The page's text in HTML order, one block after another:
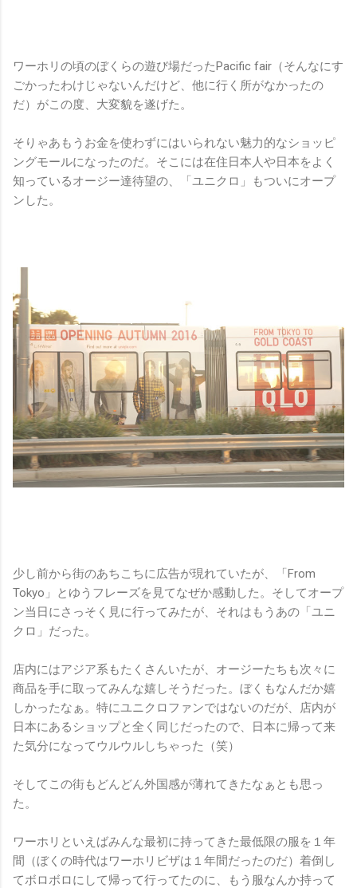
ワーホリの頃のぼくらの遊び場だったPacific fair（そんなにす
ごかったわけじゃないんだけど、他に行く所がなかったの
だ）がこの度、大変貌を遂げた。
そりゃあもうお金を使わずにはいられない魅力的なショッピ
ングモールになったのだ。そこには在住日本人や日本をよく
知っているオージー達待望の、「ユニクロ」もついにオープ
ンした。
少し前から街のあちこちに広告が現れていたが、「From
Tokyo」とゆうフレーズを見てなぜか感動した。そしてオープ
ン当日にさっそく見に行ってみたが、それはもうあの「ユニ
クロ」だった。
店内にはアジア系もたくさんいたが、オージーたちも次々に
商品を手に取ってみんな嬉しそうだった。ぼくもなんだか嬉
しかったなぁ。特にユニクロファンではないのだが、店内が
日本にあるショップと全く同じだったので、日本に帰って来
た気分になってウルウルしちゃった（笑）
そしてこの街もどんどん外国感が薄れてきたなぁとも思っ
た。
ワーホリといえばみんな最初に持ってきた最低限の服を１年
間（ぼくの時代はワーホリビザは１年間だったのだ）着倒し
てボロボロにして帰って行ってたのに、もう服なんか持って